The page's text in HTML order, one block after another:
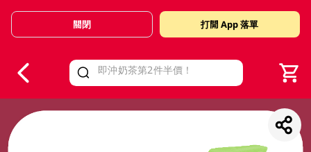
Valid Until 30 June 2026
關閉 打開 App 落單